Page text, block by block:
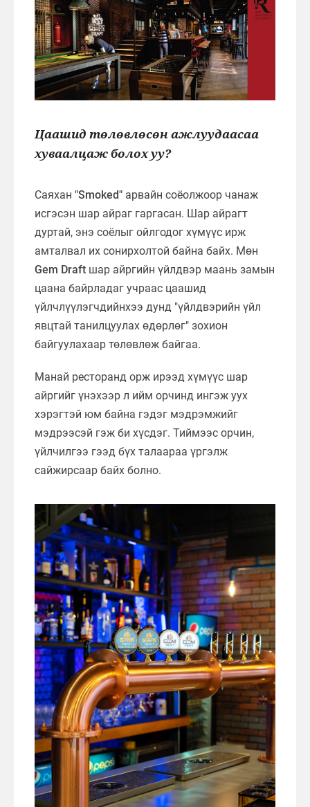
Цаашид төлөвлөсөн ажлуудаасаа
хуваалцаж болох уу?
Саяхан "Smoked" арвайн соёолжоор чанаж
исгэсэн шар айраг гаргасан. Шар айрагт
дуртай, энэ соёлыг ойлгодог хүмүүс ирж
амталвал их сонирхолтой байна байх. Мөн
Gem Draft шар айргийн үйлдвэр маань замын
цаана байрладаг учраас цаашид
үйлчлүүлэгчдийнхээ дунд "үйлдвэрийн үйл
явцтай танилцуулах өдөрлөг" зохион
байгуулахаар төлөвлөж байгаа.
Манай ресторанд орж ирээд хүмүүс шар
айргийг үнэхээр л ийм орчинд ингэж уух
хэрэгтэй юм байна гэдэг мэдрэмжийг
мэдрээсэй гэж би хүсдэг. Тиймээс орчин,
үйлчилгээ гээд бүх талаараа үргэлж
сайжирсаар байх болно.